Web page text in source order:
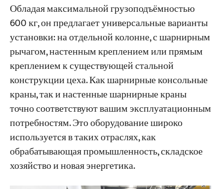
Проекты
Новости
Заявления
О нас
Свяжитесь с Нами
Обладая максимальной грузоподъёмностью
600 кг, он предлагает универсальные варианты
установки: на отдельной колонне, с шарнирным
рычагом, настенным креплением или прямым
креплением к существующей стальной
конструкции цеха. Как шарнирные консольные
краны, так и настенные шарнирные краны
точно соответствуют вашим эксплуатационным
потребностям. Это оборудование широко
используется в таких отраслях, как
обрабатывающая промышленность, складское
хозяйство и новая энергетика.